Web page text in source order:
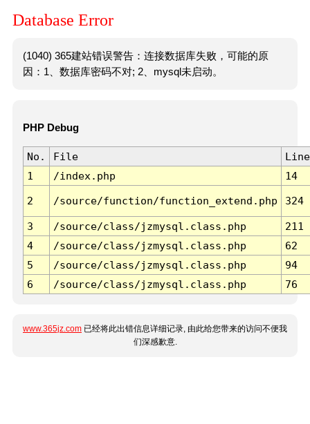
Database Error
(1040) 365建站错误警告：连接数据库失败，可能的原
因：1、数据库密码不对; 2、mysql未启动。
PHP Debug
No. File
Line
1
/index.php 14
2 /source/function/function_extend.php 324
3 /source/class/jzmysql.class.php
211
4
/source/class/jzmysql.class.php
62
5
/source/class/jzmysql.class.php
94
6
/source/class/jzmysql.class.php 76
www.365jz.com 已经将此出错信息详细记录, 由此给您带来的访问不便我
们深感歉意.